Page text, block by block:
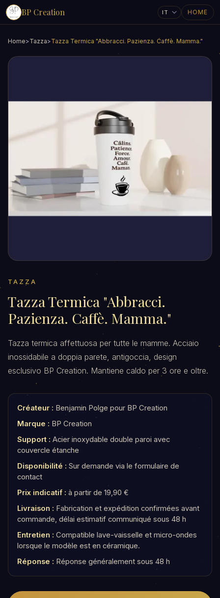
BP Creation HOME
Home>Tazza>Tazza Termica "Abbracci. Pazienza. Caffè. Mamma."
TAZZA
Tazza Termica "Abbracci.
Pazienza. Caffè. Mamma."
Tazza termica affettuosa per tutte le mamme. Acciaio
inossidabile a doppia parete, antigoccia, design
esclusivo BP Creation. Mantiene caldo per 3 ore e oltre.
Créateur : Benjamin Polge pour BP Creation
Marque : BP Creation
Support : Acier inoxydable double paroi avec
couvercle étanche
Disponibilité : Sur demande via le formulaire de
contact
Prix indicatif : à partir de 19,90 €
Livraison : Fabrication et expédition confirmées avant
commande, délai estimatif communiqué sous 48 h
Entretien : Compatible lave-vaisselle et micro-ondes
lorsque le modèle est en céramique.
Réponse : Réponse généralement sous 48 h